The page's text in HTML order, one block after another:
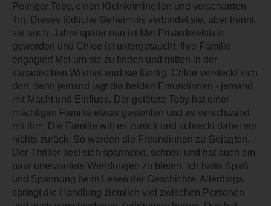
Peiniger Toby, einen Kleinkriminellen und verscharrten
ihn. Dieses tödliche Geheimnis verbindet sie, aber trennt
sie auch. Jahre später nun ist Mel Privatdetektivin
geworden und Chloe ist untergetaucht. Ihre Familie
engagiert Mel um sie zu finden und mitten in der
kanadischen Wildnis wird sie fündig. Chloe versteckt sich
dort, denn jemand jagt die beiden Freundinnen - jemand
mit Macht und Einfluss. Der getötete Toby hat einer
mächtigen Familie etwas gestohlen und es verschwand
mit ihm. Die Familie will es zurück und schreckt dabei vor
nichts zurück. So werden die Freundinnen zu Gejagten.
Der Thriller liest sich spannend, schnell und hat auch ein
paar unerwartete Wendungen zu bieten. Ich hatte Spaß
und Spannung beim Lesen der Geschichte. Allerdings
springt die Handlung ziemlich viel zwischen Personen